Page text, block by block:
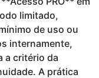
limitado,
de uso ou
internamente,
a critério da
A prática